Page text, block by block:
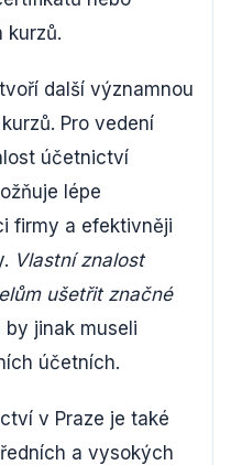
kurzů.
další významnou
Pro vedení
účetnictví
lépe
firmy a efektivněji
Vlastní znalost
ušetřit značné
by jinak museli
účetních.
v Praze je také
a vysokých